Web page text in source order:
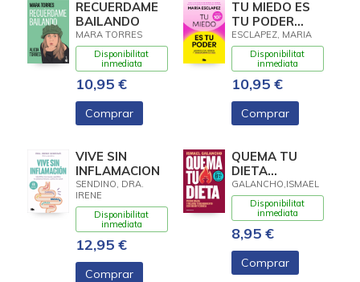
RECUERDAME
BAILANDO
MARA TORRES
Disponibilitat
inmediata
10,95 €
Comprar
TU MIEDO ES
TU PODER
(LIMITADA)
ESCLAPEZ, MARIA
Disponibilitat
inmediata
10,95 €
Comprar
VIVE SIN
INFLAMACION
SENDINO, DRA.
IRENE
Disponibilitat
inmediata
12,95 €
Comprar
QUEMA TU
DIETA
(LIMITED)
GALANCHO,ISMAEL
Disponibilitat
inmediata
8,95 €
Comprar